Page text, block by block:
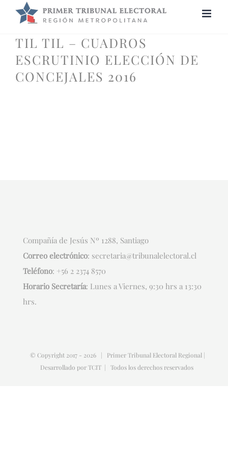
TIL TIL – CUADROS
ESCRUTINIO ELECCIÓN DE
CONCEJALES 2016
Compañía de Jesús Nº 1288, Santiago
Correo electrónico: secretaria@tribunalelectoral.cl
Teléfono: +56 2 2374 8570
Horario Secretaría: Lunes a Viernes, 9:30 hrs a 13:30
hrs.
© Copyright 2017 - 2026 | Primer Tribunal Electoral Regional |
Desarrollado porTCIT | Todos los derechos reservados